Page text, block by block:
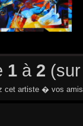
1 à 2
cet artiste � vos